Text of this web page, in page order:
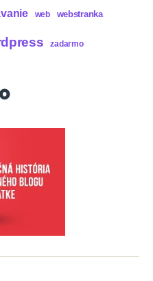
web webstranka
zadarmo